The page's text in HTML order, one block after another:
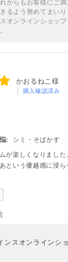
からもお客様にご
るよう努めてまいり
オンラインショッ
かおるねこ様
購入確認済み
:
シミ・そばかす
が楽しくなりました
という優越感に浸
ンスオンラインシ